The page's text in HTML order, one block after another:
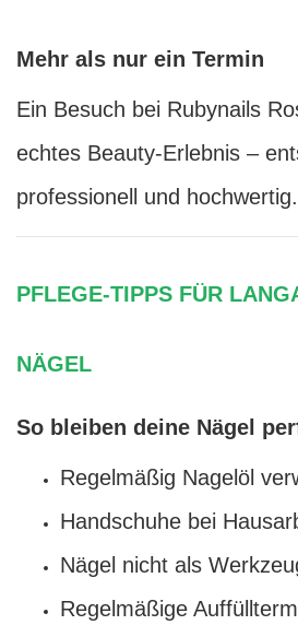
Mehr als nur ein Termin
Ein Besuch bei Rubynails
echtes Beauty-Erlebnis –
professionell und hochwertig.
PFLEGE-TIPPS FÜR
NÄGEL
So bleiben deine Nägel
Regelmäßig Nagelöl
Handschuhe bei
Nägel nicht als
Regelmäßige